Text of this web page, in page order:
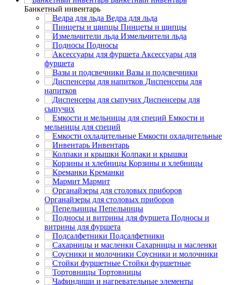
Банкетный инвентарь
Ведра для льда
Пинцеты и щипцы
Измельчители льда
Подносы
Аксессуары для
фуршета
Вазы и подсвечники
Диспенсеры для
напитков
Диспенсеры для
сыпучих
Емкости и
мельницы для специй
Емкости охладительные
Инвентарь
Колпаки и крышки
Корзины и хлебницы
Креманки
Мармит
Органайзеры для столовых приборов
Пепельницы
Подносы и
витрины для фуршета
Подсалфетники
Сахарницы и масленки
Соусники и молочники
Стойки фуршетные
Тортовницы